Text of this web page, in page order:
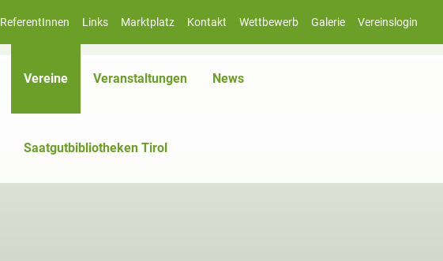
ReferentInnen Links Marktplatz Kontakt Wettbewerb Galerie Vereinslogin
Vereine(aktiv)Veranstaltungen News
Saatgutbibliotheken Tirol